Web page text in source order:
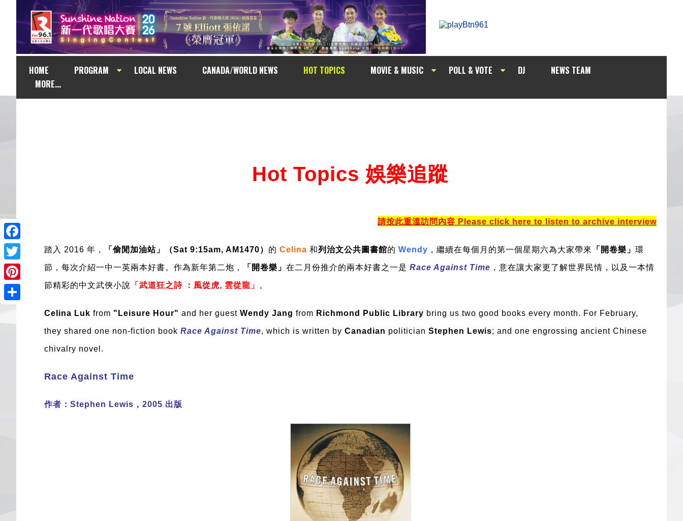
HOME PROGRAM LOCAL NEWS CANADA/WORLD NEWS HOT TOPICS MOVIE & MUSIC POLL & VOTE DJ
NEWS TEAM
MORE...
Facebook
Twitter
Pinterest
Hot Topics 娛樂追蹤
請按此重溫訪問內容 Please click here to listen to archive interview
踏入 2016 年， 「偷閒加油站」（Sat 9:15am, AM1470） 的 Celina 和列治文公共圖書館的 Wendy ，繼續在每個月的第一個星期六為大家帶來 「開卷樂」 環
節，每次介紹一中一英兩本好書。作為新年第二炮， 「開卷樂」 在二月份推介的兩本好書之一是 Race Against Time ，意在讓大家更了解世界民情，以及一本情
節精彩的中文武俠小說 「武道狂之詩 ：風從虎, 雲從龍」 。
Celina Luk from "Leisure Hour" and her guest Wendy Jang from Richmond Public Library bring us two good books every month. For February,
they shared one non-fiction book Race Against Time, which is written by Canadian politician Stephen Lewis; and one engrossing ancient Chinese
chivalry novel.
Race Against Time
作者：Stephen Lewis，2005 出版